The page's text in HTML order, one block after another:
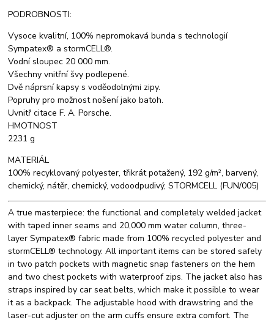
PODROBNOSTI:
Vysoce kvalitní, 100% nepromokavá bunda s technologií
Sympatex® a stormCELL®.
Vodní sloupec 20 000 mm.
Všechny vnitřní švy podlepené.
Dvě náprsní kapsy s voděodolnými zipy.
Popruhy pro možnost nošení jako batoh.
Uvnitř citace F. A. Porsche.
HMOTNOST
2231 g
MATERIÁL
100% recyklovaný polyester, třikrát potažený, 192 g/m², barvený,
chemický, nátěr, chemický, vodoodpudivý, STORMCELL (FUN/005)
A true masterpiece: the functional and completely welded jacket
with taped inner seams and 20,000 mm water column, three-
layer Sympatex® fabric made from 100% recycled polyester and
stormCELL® technology. All important items can be stored safely
in two patch pockets with magnetic snap fasteners on the hem
and two chest pockets with waterproof zips. The jacket also has
straps inspired by car seat belts, which make it possible to wear
it as a backpack. The adjustable hood with drawstring and the
laser-cut adjuster on the arm cuffs ensure extra comfort. The